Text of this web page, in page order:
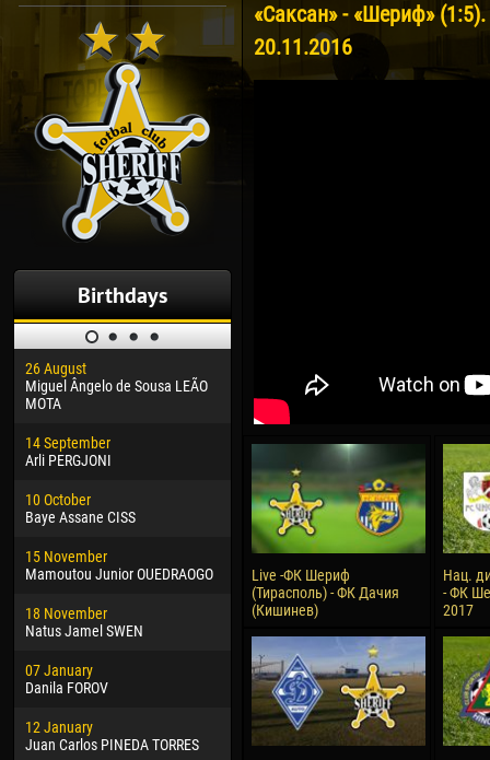
Birthdays
26 August
Miguel Ângelo de Sousa LEÃO
MOTA
14 September
Arli PERGJONI
10 October
Baye Assane CISS
15 November
Mamoutou Junior OUEDRAOGO
18 November
Natus Jamel SWEN
07 January
Danila FOROV
12 January
Juan Carlos PINEDA TORRES
Dhoraso Moreo KLAS
24 February
Vladislav COSTIN
02 March
Veaceslav COZMA
09 March
Emmanuel AFETSE
20 March
Jayder Moreno ASPRILLA
22 March
Samba KONÉ
26 March
Vitor Hugo Morais de OLIVEIRA
24
15
24
28
10
«Саксан» - «Шериф»
20.11.2016
Live -ФК Шериф
(Тирасполь) - ФК Дачия
(Кишинев)
Нац.
- ФК
2017